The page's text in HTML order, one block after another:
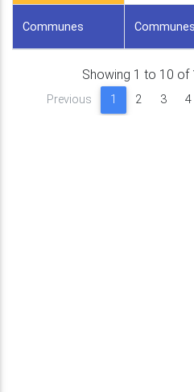
Communes Communes
Showing 1 to 10 of
Previous 1 2 3 4